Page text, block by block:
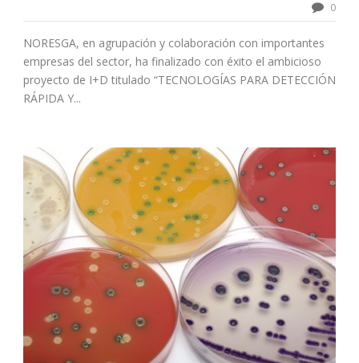
0
NORESGA, en agrupación y colaboración con importantes
empresas del sector, ha finalizado con éxito el ambicioso
proyecto de I+D titulado “TECNOLOGÍAS PARA DETECCIÓN
RÁPIDA Y...